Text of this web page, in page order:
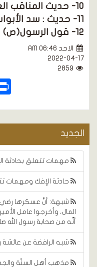
10- حديث المناقب العشر لعلي بن أبي طالب.
11- حديث : سد الأبواب إلا باب علي.
12- قول الرسول(ص) لعلي : أنت ولي كل مؤمن.
الاحد AM 06:46
2022-04-17
الجديد
مهمات تتعلق بحادثة
حادثة الإفك ومهمات
شبهة: أنَّ عسكرها رضي
المال، وأخرجوا عامل
أنَّه من صحابة رسول الله
شبه الرافضة عن
مذهب أهل السنّة